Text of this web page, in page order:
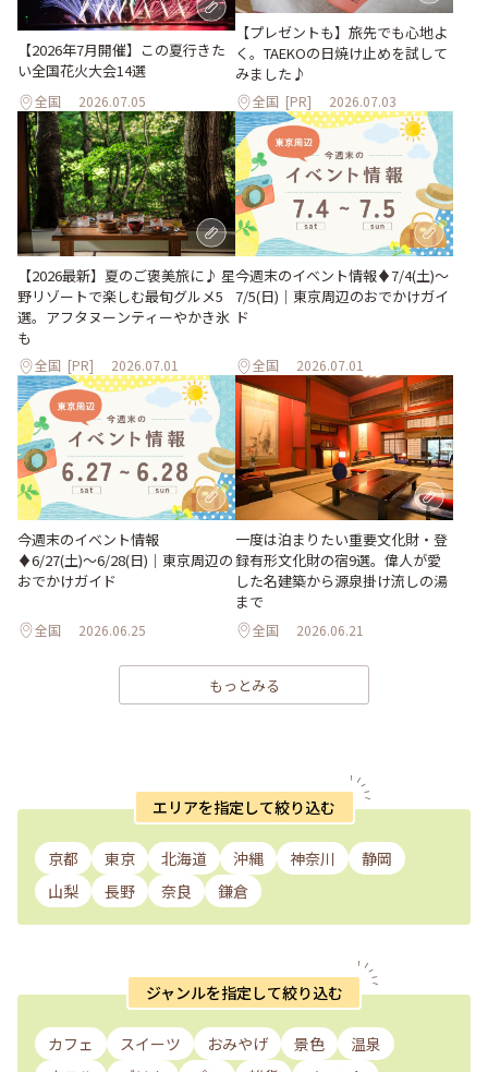
【2026年7月開催】この夏行きた
い全国花火大会14選
全国 2026.07.05
【プレゼントも】旅先でも心地よ
く。TAEKOの日焼け止めを試して
みました♪
全国 [PR] 2026.07.03
【2026最新】夏のご褒美旅に♪ 星
野リゾートで楽しむ最旬グルメ5
選。アフタヌーンティーやかき氷
も
全国 [PR] 2026.07.01
今週末のイベント情報♦︎7/4(土)〜
7/5(日)｜東京周辺のおでかけガイ
ド
全国 2026.07.01
今週末のイベント情報
♦︎6/27(土)〜6/28(日)｜東京周辺の
おでかけガイド
全国 2026.06.25
一度は泊まりたい重要文化財・登
録有形文化財の宿9選。偉人が愛
した名建築から源泉掛け流しの湯
まで
全国 2026.06.21
もっとみる
エリアを指定して絞り込む
京都 東京 北海道 沖縄 神奈川
静岡
山梨
長野 奈良 鎌倉
ジャンルを指定して絞り込む
カフェ スイーツ おみやげ 景色
温泉